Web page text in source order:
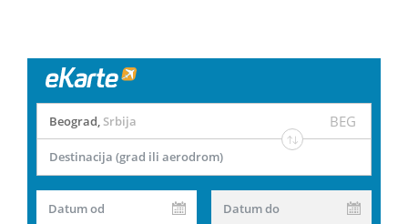
Beograd, Srbija BEG
Destinacija (grad ili aerodrom)
Datum od Datum do